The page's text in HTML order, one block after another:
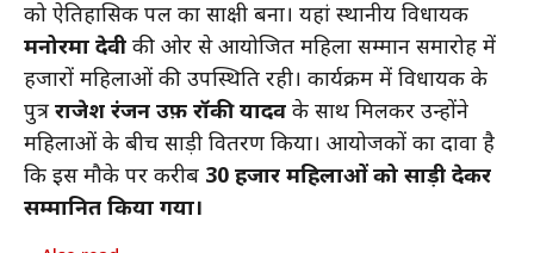
को ऐतिहासिक पल का साक्षी बना। यहां स्थानीय विधायक
मनोरमा देवी की ओर से आयोजित महिला सम्मान समारोह में
हजारों महिलाओं की उपस्थिति रही। कार्यक्रम में विधायक के
पुत्रराजेश रंजन उर्फ़ रॉकी यादव के साथ मिलकर उन्होंने
महिलाओं के बीच साड़ी वितरण किया। आयोजकों का दावा है
कि इस मौके पर करीब 30 हजार महिलाओं को साड़ी देकर
सम्मानित किया गया।